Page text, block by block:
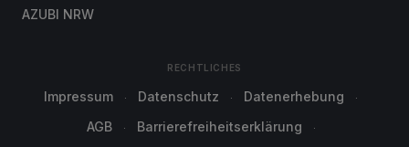
AZUBI NRW
RECHTLICHES
Impressum Datenschutz
Datenerhebung
AGB
Barrierefreiheitserklärung